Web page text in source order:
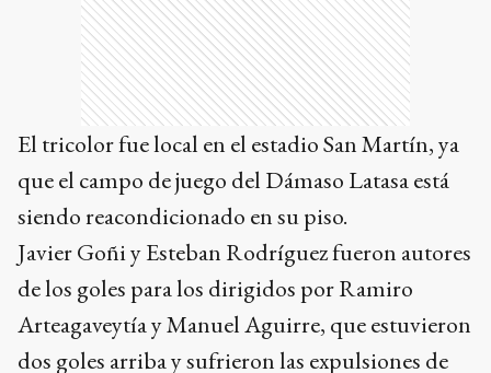
El tricolor fue local en el estadio San Martín, ya
que el campo de juego del Dámaso Latasa está
siendo reacondicionado en su piso.
Javier Goñi y Esteban Rodríguez fueron autores
de los goles para los dirigidos por Ramiro
Arteagaveytía y Manuel Aguirre, que estuvieron
dos goles arriba y sufrieron las expulsiones de